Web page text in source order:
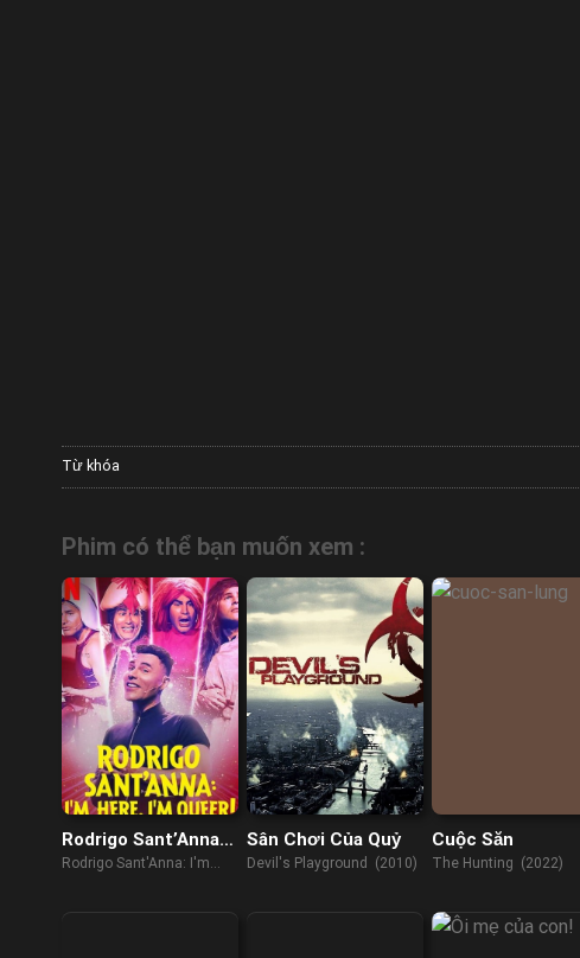
Từ khóa
Phim có thể bạn muốn xem :
Rodrigo Sant’Anna:
Tôi là queer!
Rodrigo Sant'Anna: I'm
Sân Chơi Của Quỷ
Devil's Playground (2010)
Cuộc Săn
The Hunting (2022)